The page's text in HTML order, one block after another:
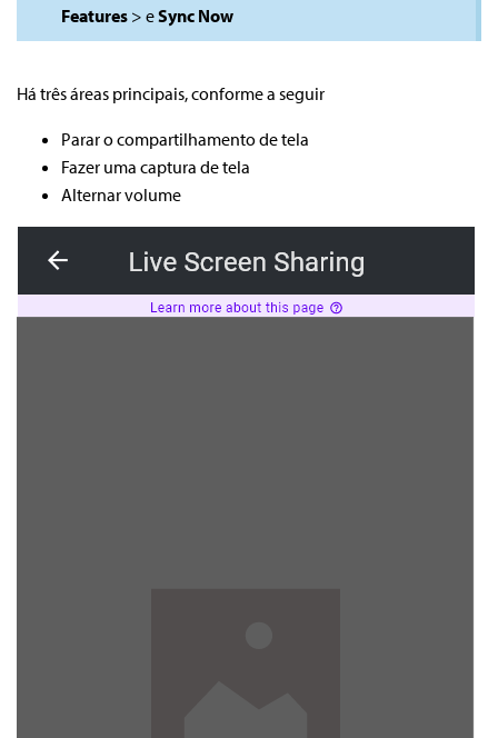
Features > eSync Now
Há três áreas principais, conforme a seguir
Parar o compartilhamento de tela
Fazer uma captura de tela
Alternar volume